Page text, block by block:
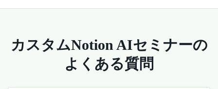
カスタムNotion AIセミナーの
よくある質問